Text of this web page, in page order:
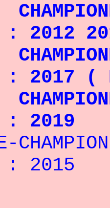
: 2012
: 2017 (
: 2019
: 2015